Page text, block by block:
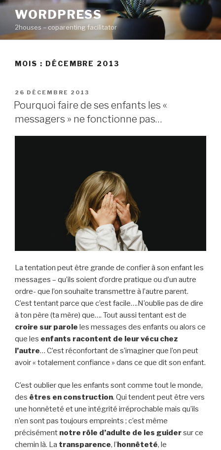
Aller
contenu
principal
WORDPRESS
2houses – coparenting facilitator
MOIS : DÉCEMBRE 2013
PUBLIÉ
LE
26 DÉCEMBRE 2013
Pourquoi faire de ses enfants les «
messagers » ne fonctionne pas…
La tentation peut être grande de confier à son enfant les
messages – qu’ils soient d’ordre pratique ou d’un autre
ordre- que l’on souhaite transmettre à l’autre parent.
C’est tentant parce que c’est facile….N’oublie pas de dire
à ton père (ta mère) que…. Tout aussi tentant est de
croire sur parole les messages des enfants ou alors ce
que les enfants racontent de leur vécu chez
l’autre… C’est réconfortant de s’imaginer que l’on peut
avoir « totalement confiance » dans ce que dit son enfant.
C’est oublier que les enfants sont comme tout le monde,
des êtres en construction. Qui tendent peut être vers
une honnêteté et une intégrité irréprochable mais qu’ils
n’en sont pas toujours empreints ; c’est même
précisément notre rôle d’adulte de les guidersur ce
chemin là. La transparence, l’honnêteté, le